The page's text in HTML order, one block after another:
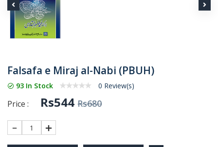
Falsafa e Miraj al-Nabi (PBUH)
93 In Stock 0 Review(s)
Price : Rs544 Rs680
1